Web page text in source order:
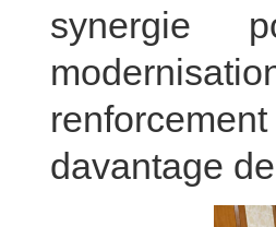
synergie
davantage